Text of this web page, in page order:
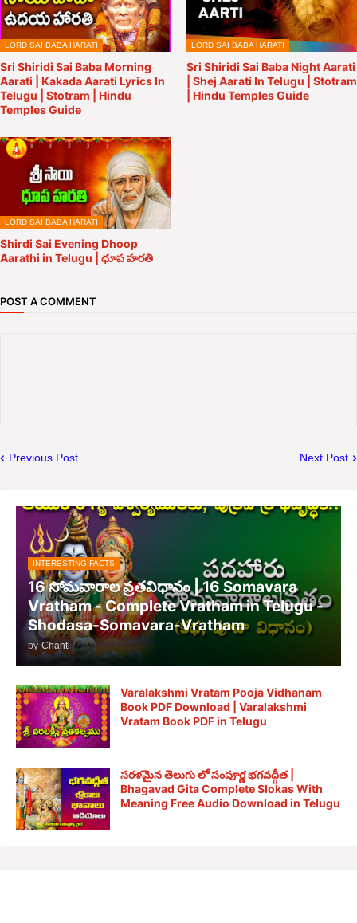
LORD SAI BABA HARATI
Sri Shiridi Sai Baba Morning
Aarati | Kakada Aarati Lyrics In
Telugu | Stotram | Hindu
Temples Guide
LORD SAI BABA HARATI
Sri Shiridi Sai Baba Night Aarati
| Shej Aarati In Telugu | Stotram
| Hindu Temples Guide
LORD SAI BABA HARATI
Shirdi Sai Evening Dhoop
Aarathi in Telugu | ధూప హరతి
POST A COMMENT
Previous Post Next Post
INTERESTING FACTS
16 సోమవారాల వ్రతవిధానం | 16 Somavara
Vratham - Complete Vratham in Telugu -
Shodasa-Somavara-Vratham
by Chanti
Varalakshmi Vratam Pooja Vidhanam
Book PDF Download | Varalakshmi
Vratam Book PDF in Telugu
సరళమైన తెలుగు లో సంపూర్ణ భగవద్గీత |
Bhagavad Gita Complete Slokas With
Meaning Free Audio Download in Telugu